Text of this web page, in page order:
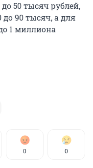
50 тысяч рублей,
90 тысяч, а для
1 миллиона
0 0